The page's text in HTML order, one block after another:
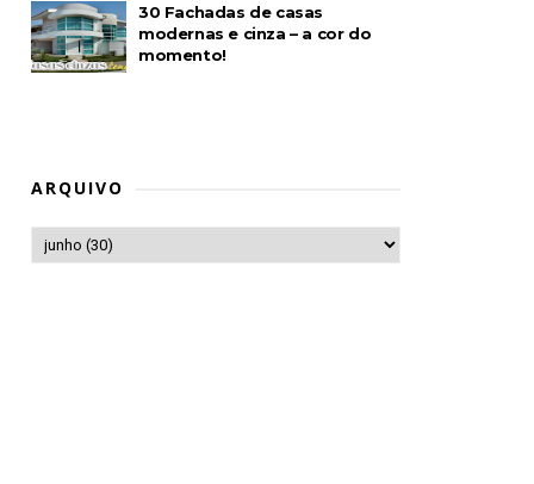
30 Fachadas de casas
modernas e cinza – a cor do
momento!
ARQUIVO